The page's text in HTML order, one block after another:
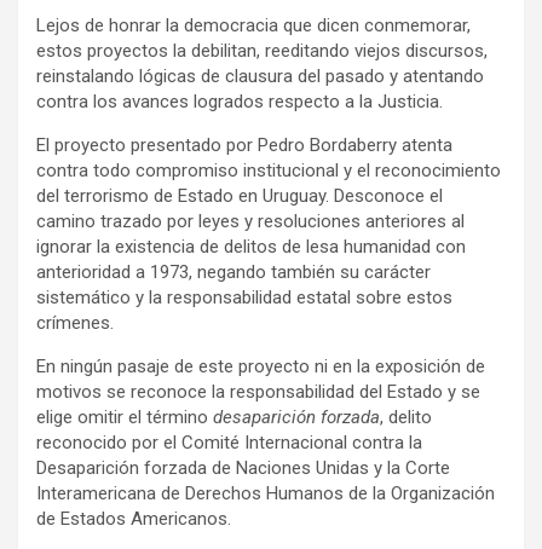
Lejos de honrar la democracia que dicen conmemorar,
estos proyectos la debilitan, reeditando viejos discursos,
reinstalando lógicas de clausura del pasado y atentando
contra los avances logrados respecto a la Justicia.
El proyecto presentado por Pedro Bordaberry atenta
contra todo compromiso institucional y el reconocimiento
del terrorismo de Estado en Uruguay. Desconoce el
camino trazado por leyes y resoluciones anteriores al
ignorar la existencia de delitos de lesa humanidad con
anterioridad a 1973, negando también su carácter
sistemático y la responsabilidad estatal sobre estos
crímenes.
En ningún pasaje de este proyecto ni en la exposición de
motivos se reconoce la responsabilidad del Estado y se
elige omitir el término desaparición forzada, delito
reconocido por el Comité Internacional contra la
Desaparición forzada de Naciones Unidas y la Corte
Interamericana de Derechos Humanos de la Organización
de Estados Americanos.